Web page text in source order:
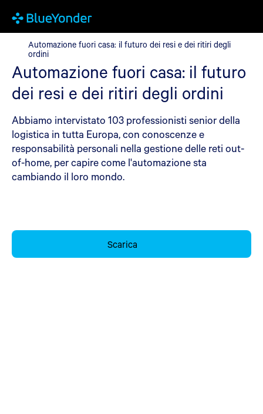
Automazione fuori casa: il futuro dei resi e dei ritiri degli ordini
Automazione fuori casa: il futuro dei resi e dei ritiri degli
ordini
Automazione fuori casa: il futuro
dei resi e dei ritiri degli ordini
Abbiamo intervistato 103 professionisti senior della
logistica in tutta Europa, con conoscenze e
responsabilità personali nella gestione delle reti out-
of-home, per capire come l'automazione sta
cambiando il loro mondo.
Scarica